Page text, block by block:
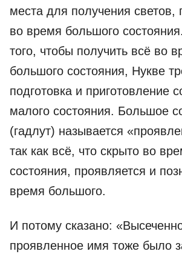
места для получения светов,
во время большого
того, чтобы получить всё во
большого состояния, Нукве
подготовка и приготовление
малого состояния. Большое
(гадлут) называется
так как всё, что скрыто во
состояния, проявляется и
время большого.
И потому сказано:
проявленное имя тоже было